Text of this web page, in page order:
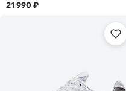
21 990 ₽